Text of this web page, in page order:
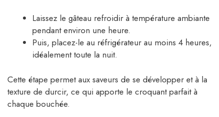
Laissez le gâteau refroidir à température ambiante
pendant environ une heure.
Puis, placez-le au réfrigérateur au moins 4 heures,
idéalement toute la nuit.
Cette étape permet aux saveurs de se développer et à la
texture de durcir, ce qui apporte le croquant parfait à
chaque bouchée.